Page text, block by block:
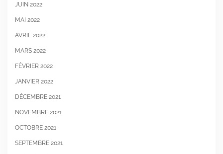
JUIN 2022
MAI 2022
AVRIL 2022
MARS 2022
FÉVRIER 2022
JANVIER 2022
DÉCEMBRE 2021
NOVEMBRE 2021
OCTOBRE 2021
SEPTEMBRE 2021